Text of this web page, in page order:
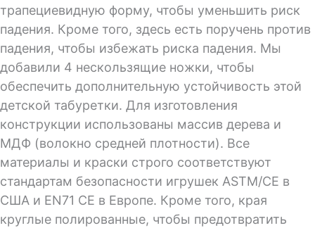
трапециевидную форму, чтобы уменьшить риск
падения. Кроме того, здесь есть поручень против
падения, чтобы избежать риска падения. Мы
добавили 4 нескользящие ножки, чтобы
обеспечить дополнительную устойчивость этой
детской табуретки. Для изготовления
конструкции использованы массив дерева и
МДФ (волокно средней плотности). Все
материалы и краски строго соответствуют
стандартам безопасности игрушек ASTM/CE в
США и EN71 CE в Европе. Кроме того, края
круглые полированные, чтобы предотвратить